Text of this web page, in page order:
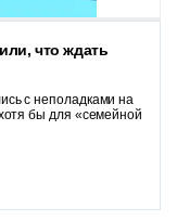
что ждать
с неполадками на
бы для «семейной